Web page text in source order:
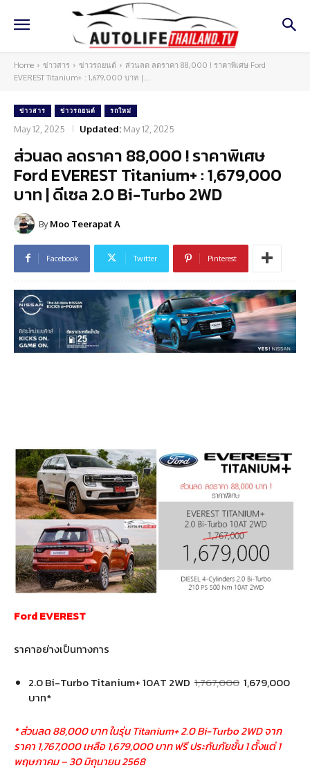
Home ข่าวสาร ข่าวรถยนต์
ส่วนลด ลดราคา 88,000 ! ราคาพิเศษ Ford
EVEREST Titanium+ : 1,679,000 บาท |...
ข่าวสาร ข่าวรถยนต์ รถใหม่
May 12, 2025 Updated: May 12, 2025
ส่วนลด ลดราคา 88,000 ! ราคาพิเศษ
Ford EVEREST Titanium+ : 1,679,000
บาท | ดีเซล 2.0 Bi-Turbo 2WD
By Moo Teerapat A
Facebook Twitter Pinterest
Ford EVEREST
ราคาอย่างเป็นทางการ
2.0 Bi-Turbo Titanium+ 10AT 2WD 1,767,000 1,679,000
บาท*
* ส่วนลด 88,000 บาท ในรุ่น Titanium+ 2.0 Bi-Turbo 2WD จาก
ราคา 1,767,000 เหลือ 1,679,000 บาท ฟรี ประกันภัยชั้น 1 ตั้งแต่ 1
พฤษภาคม – 30 มิถุนายน 2568